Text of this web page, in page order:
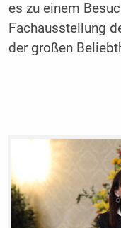
es zu einem
Fachausstellung
der großen